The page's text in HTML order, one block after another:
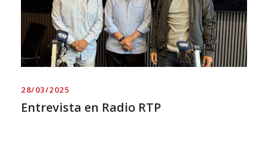
28/03/2025
Entrevista en Radio RTP